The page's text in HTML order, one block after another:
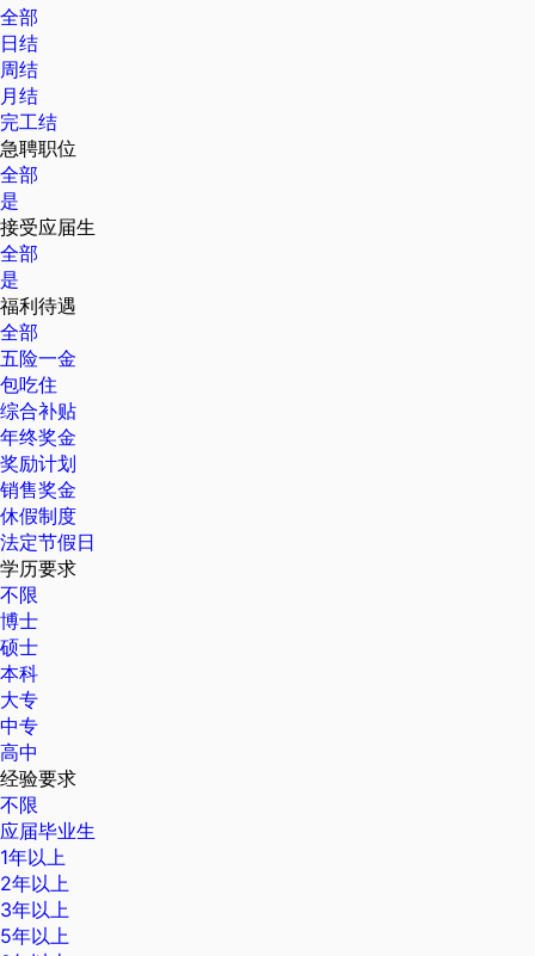
全部
日结
周结
月结
完工结
急聘职位
全部
是
接受应届生
全部
是
福利待遇
全部
五险一金
包吃住
综合补贴
年终奖金
奖励计划
销售奖金
休假制度
法定节假日
学历要求
不限
博士
硕士
本科
大专
中专
高中
经验要求
不限
应届毕业生
1年以上
2年以上
3年以上
5年以上